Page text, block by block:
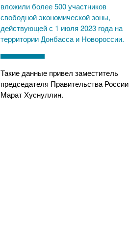
вложили более 500 участников
свободной экономической зоны,
действующей с 1 июля 2023 года на
территории Донбасса и Новороссии.
Такие данные привел заместитель
председателя Правительства России
Марат Хуснуллин.